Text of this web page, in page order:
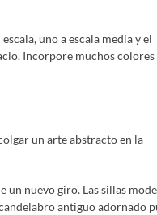
uno a escala media y el
Incorpore muchos colores
un arte abstracto en la
nuevo giro. Las sillas
antiguo adornado